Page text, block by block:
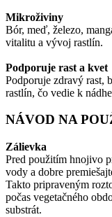
Mikroživiny
Bór, meď, železo,
vitalitu a vývoj rastlín.
Podporuje rast a kvet
Podporuje zdravý rast,
rastlín, čo vedie k
NÁVOD NA
Zálievka
Pred použitím hnojivo
vody a dobre
Takto pripraveným
počas vegetačného
substrát.